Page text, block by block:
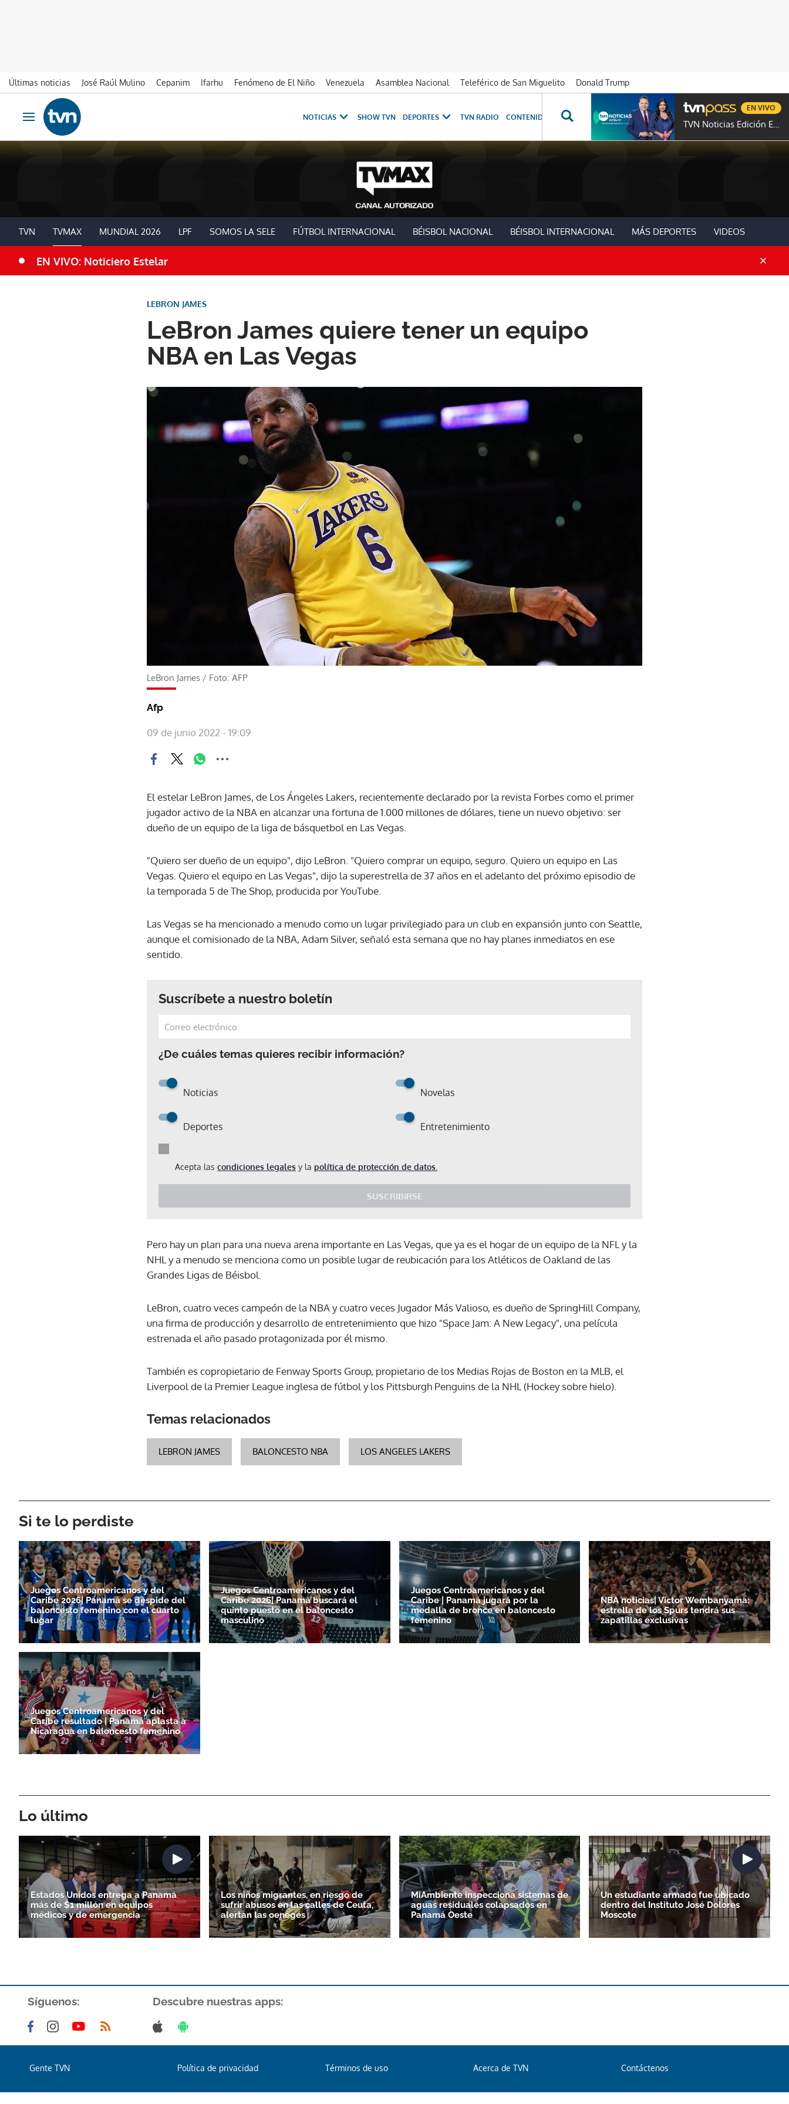
Últimas noticias José Raúl Mulino Cepanim Ifarhu Fenómeno de El Niño Venezuela Asamblea Nacional Teleférico de San Miguelito
Donald Trump
Ir al contenido
Obrir navegació
NOTICIAS SHOW TVN DEPORTES TVN RADIO CONTENIDOS ESPECIALES NOVELAS PROGRAMAS GENTE TVN
TVN Noticias Edición Estelar
EN VIVO
TVN TVMAX MUNDIAL 2026 LPF SOMOS LA SELE FÚTBOL INTERNACIONAL BÉISBOL NACIONAL BÉISBOL INTERNACIONAL MÁS DEPORTES VIDEOS
EN VIVO: Noticiero Estelar
LeBron James quiere tener un equipo
NBA en Las Vegas
LEBRON JAMES
LeBron James / Foto: AFP
Afp
09 de junio 2022 - 19:09
El estelar LeBron James, de Los Ángeles Lakers, recientemente declarado por la revista Forbes como el primer
jugador activo de la NBA en alcanzar una fortuna de 1.000 millones de dólares, tiene un nuevo objetivo: ser
dueño de un equipo de la liga de básquetbol en Las Vegas.
"Quiero ser dueño de un equipo", dijo LeBron. "Quiero comprar un equipo, seguro. Quiero un equipo en Las
Vegas. Quiero el equipo en Las Vegas", dijo la superestrella de 37 años en el adelanto del próximo episodio de
la temporada 5 de The Shop, producida por YouTube.
Las Vegas se ha mencionado a menudo como un lugar privilegiado para un club en expansión junto con Seattle,
aunque el comisionado de la NBA, Adam Silver, señaló esta semana que no hay planes inmediatos en ese
sentido.
Suscríbete a nuestro boletín
¿De cuáles temas quieres recibir información?
Noticias Novelas
Deportes Entretenimiento
Acepta las condiciones legales y la política de protección de datos.
SUSCRIBIRSE
Gracias por suscribirte a nuestro boletín.
Pero hay un plan para una nueva arena importante en Las Vegas, que ya es el hogar de un equipo de la NFL y la
NHL y a menudo se menciona como un posible lugar de reubicación para los Atléticos de Oakland de las
Grandes Ligas de Béisbol.
LeBron, cuatro veces campeón de la NBA y cuatro veces Jugador Más Valioso, es dueño de SpringHill Company,
una firma de producción y desarrollo de entretenimiento que hizo "Space Jam: A New Legacy", una película
estrenada el año pasado protagonizada por él mismo.
También es copropietario de Fenway Sports Group, propietario de los Medias Rojas de Boston en la MLB, el
Liverpool de la Premier League inglesa de fútbol y los Pittsburgh Penguins de la NHL (Hockey sobre hielo).
Temas relacionados
LEBRON JAMES BALONCESTO NBA LOS ANGELES LAKERS
Si te lo perdiste
Juegos Centroamericanos y del
Caribe 2026| Panamá se despide del
baloncesto femenino con el cuarto
lugar
Juegos Centroamericanos y del
Caribe 2026| Panamá buscará el
quinto puesto en el baloncesto
masculino
Juegos Centroamericanos y del
Caribe | Panamá jugará por la
medalla de bronce en baloncesto
femenino
NBA noticias| Victor Wembanyama:
estrella de los Spurs tendrá sus
zapatillas exclusivas
Juegos Centroamericanos y del
Caribe resultado | Panamá aplasta a
Nicaragua en baloncesto femenino
Lo último
Estados Unidos entrega a Panamá
más de $1 millón en equipos
médicos y de emergencia
Los niños migrantes, en riesgo de
sufrir abusos en las calles de Ceuta,
alertan las oenegés
MiAmbiente inspecciona sistemas de
aguas residuales colapsados en
Panamá Oeste
Un estudiante armado fue ubicado
dentro del Instituto José Dolores
Moscote
Síguenos: Descubre nuestras apps:
Gente TVN Política de privacidad Términos de uso Acerca de TVN Contáctenos